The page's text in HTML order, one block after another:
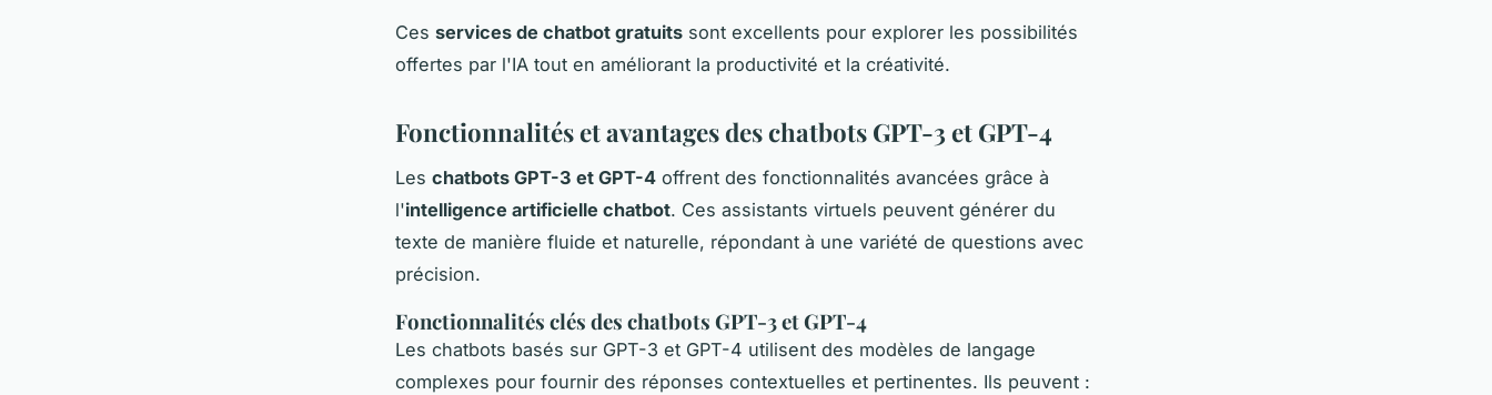
Ces services de chatbot gratuits sont excellents pour explorer les possibilités
offertes par l'IA tout en améliorant la productivité et la créativité.
Fonctionnalités et avantages des chatbots GPT-3 et GPT-4
Les chatbots GPT-3 et GPT-4 offrent des fonctionnalités avancées grâce à
l'intelligence artificielle chatbot. Ces assistants virtuels peuvent générer du
texte de manière fluide et naturelle, répondant à une variété de questions avec
précision.
Fonctionnalités clés des chatbots GPT-3 et GPT-4
Les chatbots basés sur GPT-3 et GPT-4 utilisent des modèles de langage
complexes pour fournir des réponses contextuelles et pertinentes. Ils peuvent :